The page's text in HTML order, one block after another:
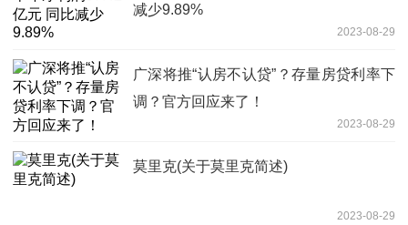
减少9.89%
2023-08-29
广深将推“认房不认贷”？存量房贷利率下
调？官方回应来了！
2023-08-29
莫里克(关于莫里克简述)
2023-08-29